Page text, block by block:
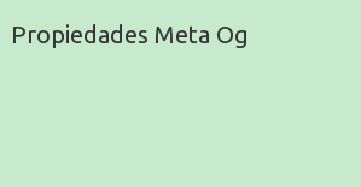
Propiedades Meta Og